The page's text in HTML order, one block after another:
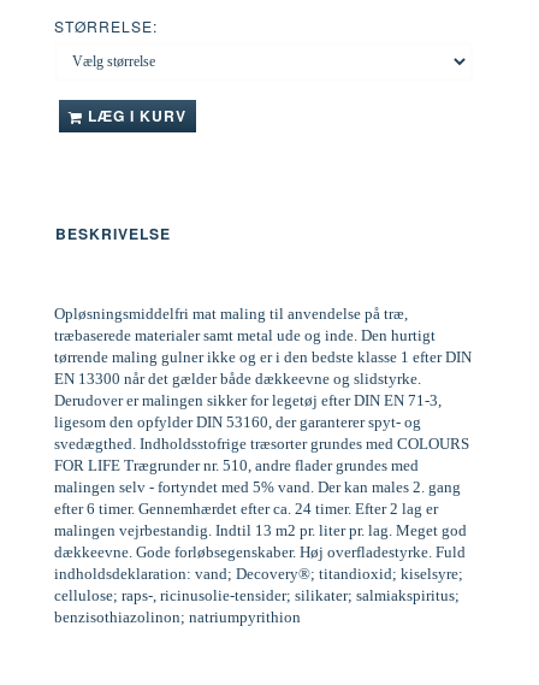
STØRRELSE:
LÆG I KURV
BESKRIVELSE
Opløsningsmiddelfri mat maling til anvendelse på træ,
træbaserede materialer samt metal ude og inde. Den hurtigt
tørrende maling gulner ikke og er i den bedste klasse 1 efter DIN
EN 13300 når det gælder både dækkeevne og slidstyrke.
Derudover er malingen sikker for legetøj efter DIN EN 71-3,
ligesom den opfylder DIN 53160, der garanterer spyt- og
svedægthed. Indholdsstofrige træsorter grundes med COLOURS
FOR LIFE Trægrunder nr. 510, andre flader grundes med
malingen selv - fortyndet med 5% vand. Der kan males 2. gang
efter 6 timer. Gennemhærdet efter ca. 24 timer. Efter 2 lag er
malingen vejrbestandig. Indtil 13 m2 pr. liter pr. lag. Meget god
dækkeevne. Gode forløbsegenskaber. Høj overfladestyrke. Fuld
indholdsdeklaration: vand; Decovery®; titandioxid; kiselsyre;
cellulose; raps-, ricinusolie-tensider; silikater; salmiakspiritus;
benzisothiazolinon; natriumpyrithion